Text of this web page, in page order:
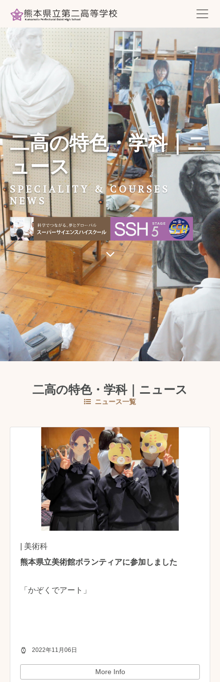
二高の特色・学科｜ニ
ュース
SPECIALITY & COURSES
NEWS
二高の特色・学科｜ニュース
ニュース一覧
| 美術科
熊本県立美術館ボランティアに参加しました
「かぞくでアート」
2022年11月06日
More Info